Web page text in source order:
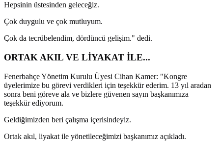
Hepsinin üstesinden geleceğiz.
Çok duygulu ve çok mutluyum.
Çok da tecrübelendim, dördüncü gelişim." dedi.
ORTAK AKIL VE LİYAKAT İLE...
Fenerbahçe Yönetim Kurulu Üyesi Cihan Kamer: "Kongre
üyelerimize bu görevi verdikleri için teşekkür ederim. 13 yıl aradan
sonra beni göreve ala ve bizlere güvenen sayın başkanımıza
teşekkür ediyorum.
Geldiğimizden beri çalışma içerisindeyiz.
Ortak akıl, liyakat ile yönetileceğimizi başkanımız açıkladı.